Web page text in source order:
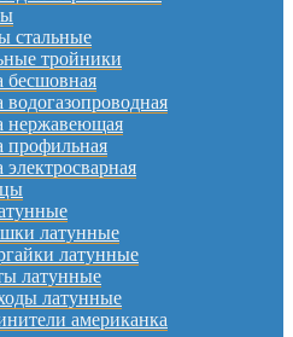
стальные
тройники
бесшовная
водогазопроводная
нержавеющая
профильная
электросварная
латунные
латунные
латунные
латунные
американка